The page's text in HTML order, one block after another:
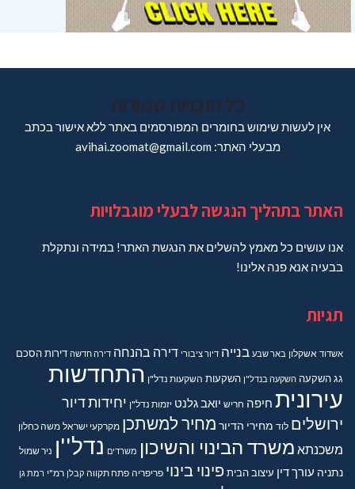
כל הזכויות שמורות
אין לעשות שימוש בחומרים המפורסמים באתר ללא אישור בכתב
מבעלי האתר: avihai.zoomat@gmail.com
האתר בתהליך הנגשה לבעלי מוגבלויות
אנו עושים כל מאמץ להשלים את הנגשת האתר! במידה ונתקלת
בבעיה אנא פנה אלינו!
תגיות
אשדוד אשקלון באר שבע בנייה דיור ציבורי דירה בהנחה דירה חדשה דירותהסכם
גגהשקעה השקעה בנדל"ן השקעות השקעות נדל"ן התחדשות
עירונית חיפה חריש יואב גלנט יזמות נדל"ן יחידות דיור
ירושלים לוד מחירי הדיור מחיר למשתכן מקרקעי ישראל משה כחלון
משכנתא משרד הבינוי והשיכון משרדים נדל''ן ניר שמול
נתניה עורך דין עיצוב הבית פינוי בינוי פריפריה פתח תקווה קבלן רמ"י רמת גן